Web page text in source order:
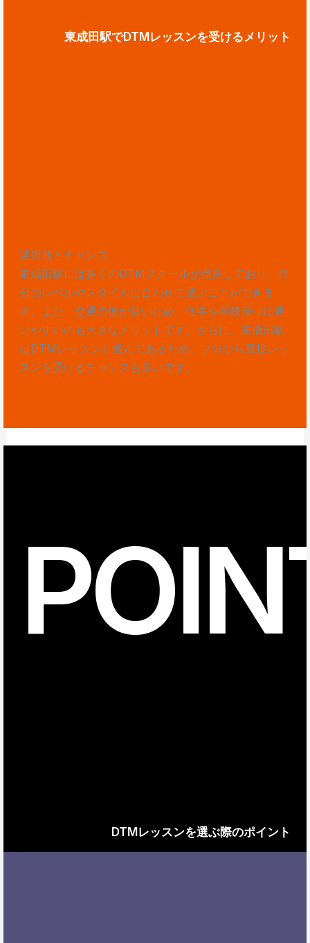
東成田駅でDTMレッスンを受けるメリット
選択肢とチャンス
東成田駅には多くのDTMスクールが点在しており、自
分のレベルやスタイルに合わせて選ぶことができま
す。また、交通の便が良いため、仕事や学校帰りに通
いやすいのも大きなメリットです。さらに、東成田駅
はDTMレッスンも盛んであるため、プロから直接レッ
スンを受けるチャンスも多いです。
DTMレッスンを選ぶ際のポイント